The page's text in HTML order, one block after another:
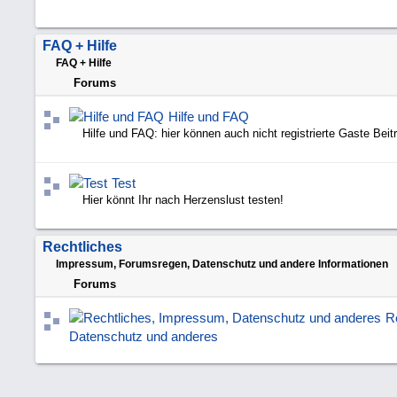
FAQ + Hilfe
FAQ + Hilfe
Forums
Hilfe und FAQ
Hilfe und FAQ: hier können auch nicht registrierte Gaste
Test
Hier könnt Ihr nach Herzenslust testen!
Rechtliches
Impressum, Forumsregen, Datenschutz und andere Informationen
Forums
Datenschutz und anderes